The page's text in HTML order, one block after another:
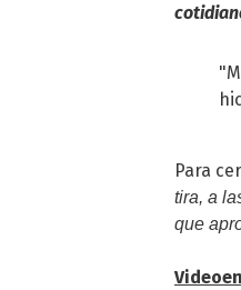
Para
tira, a
que